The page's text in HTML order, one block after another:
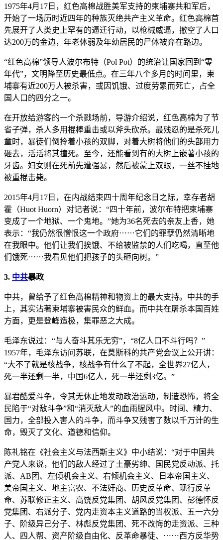
1975年4月17日，红色高棉战胜美军支持的柬埔寨共和军后，
开始了一场历时近四年的种族灭绝共产主义革命。红色高棉首
先展开了人类史上罕有的逼迁行动，以枪械威逼，撤空了人口
达200万的金边，年老体弱及年幼居民的尸体被弃在路边。
“红色高棉”领导人波尔布特（Pol Pot）的统治让国家回到“零
年代”，文明降至历史最低点。在三年八个多月的时间里，柬
埔寨有近200万人被杀害，或因饥饿、过度劳累而死亡，占全
国人口的四分之一。
在开放给游客的一个杀戮场前，导游介绍说，红色高棉为了节
省子弹，杀人多用棍棒重击或以斧头砍杀。最残忍的是杀死儿
童时，暴徒们倒拎着小孩的双脚，对着大树将他们的头部用力
砸去，活活将其撞死。至今，还能看到有的大树上嵌著小孩的
牙齿。妇女则在死前先遭强暴，然后被蒙上双眼，一丝不挂地
被重棍击毙。
2015年4月17日，在内战结束四十周年纪念日之际，幸存者胡
霍（Huot Huorn）对记者说：“四十年前，波尔布特把柬埔寨
变成了一个地狱、一个鬼地。”她为36名死去的亲友上香，她
表示：“我仍然很憎恨这一个政府⋯⋯它们的罪孽仍然清晰地
在我眼中。他们让我们挨饿、不给被监禁的人们吃喝，直至他
们饿死⋯⋯我看见他们把孩子的头砸向树。”
3. 中共暴政
中共，曾给予了红色高棉精神和物资上的最大支持。中共的手
上，其实沾著柬埔寨被害民众的鲜血。而中共在屠杀本国百姓
方面，更是登峰造极，集罪恶之大成。
毛泽东说过：“与人奋斗其乐无穷”，“8亿人口不斗行吗？”
1957年，毛泽东访问苏联，在莫斯科的共产党会议上公开讲：
“大不了就是核战争，核战争有什么了不起，全世界27亿人，
死一半还剩一半，中国6亿人，死一半还剩3亿。”
暴君酷爱斗争，令其无休止地发动政治运动，制造恐怖，将全
民陷于“对敌斗争”和“消灭敌人”的血雨腥风中。时间、精力、
国力，全部投入害人的斗争，而斗争又残害了数以千万计的生
命，毁灭了文化、道德和信仰。
陈礼铭在《社会主义与法西斯主义》中小结说：“对于中国共
产党人来说，他们的敌人经过了土豪劣绅、国民党反动派、托
派、AB团、左倾机会主义、右倾机会主义、日本帝国主义、
美帝国主义、地主富农、不法奸商、历史反革命、现行反革
命、苏联修正主义、高饶反党集团、胡风反党集团、彭德怀反
党集团、右派分子、党内走资本主义道路的当权派、五一六分
子、阶级异己分子、林彪反党集团、死不改悔的走资派、三种
人、四人帮、资产阶级自由化、反革命暴徒、⋯⋯西方反华势